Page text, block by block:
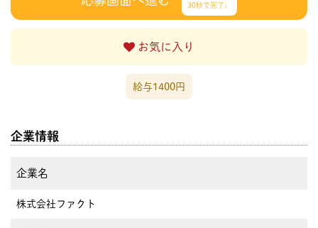
30秒で完了♩
お気に入り
給与1400円
企業情報
企業名
株式会社ファクト